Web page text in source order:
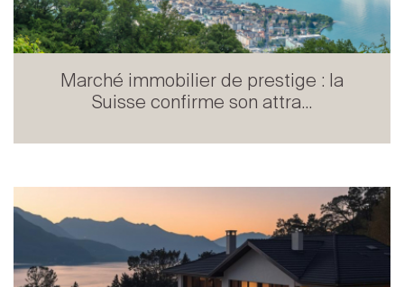
Marché immobilier de prestige : la
Suisse confirme son attra...